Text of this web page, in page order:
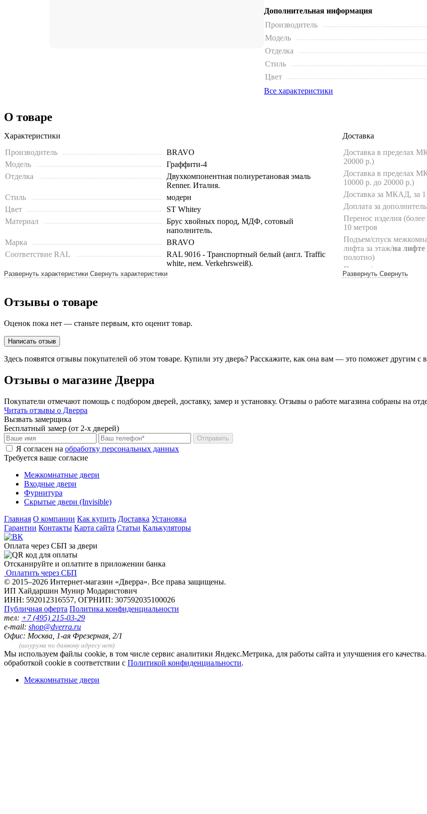
Дополнительная информация
Производитель
Модель
Отделка
Стиль
Цвет
Все характеристики
О товаре
Характеристики
Производитель
BRAVO
Модель
Граффити-4
Отделка
Двухкомпонентная полиуретановая эмаль
Renner. Италия.
Стиль
модерн
Цвет
ST Whitey
Материал
Брус хвойных пород, МДФ, сотовый
наполнитель.
Марка
BRAVO
Соответствие RAL
RAL 9016 - Транспортный белый (англ. Traffic
white, нем. Verkehrsweiß).
Тип
глухие
Развернуть характеристики Свернуть характеристики
Доставка
Доставка в пределах
20000 р.)
Доставка в пределах
10000 р. до 20000 р.)
Доставка за МКАД, за
Доплата за
Перенос изделия
10 метров
Подъем/спуск
лифта за этаж/на лифте
полотно)
Подъем/спуск погонажа
лифте (до 10 шт.)
двери, стоимостью до
Развернуть Свернуть
Отзывы о товаре
Оценок пока нет — станьте первым, кто оценит товар.
Написать отзыв
Здесь появятся отзывы покупателей об этом товаре. Купили эту дверь? Расскажите, как она вам — это поможет другим с
Отзывы о магазине Дверра
Покупатели отмечают помощь с подбором дверей, доставку, замер и установку. Отзывы о работе магазина собраны на
Читать отзывы о Дверра
Вызвать замерщика
Бесплатный замер (от 2-х дверей)
Отправить
Я согласен на обработку персональных данных
Требуется ваше согласие
Межкомнатные двери
Входные двери
Фурнитура
Скрытые двери (Invisible)
Главная О компании Как купить Доставка Установка
Гарантии Контакты Карта сайта Статьи Калькуляторы
Оплата через СБП за двери
Отсканируйте и оплатите в приложении банка
Оплатить через СБП
© 2015–2026 Интернет-магазин «Дверра». Все права защищены.
ИП Хайдаршин Мунир Модаристович
ИНН: 592012316557, ОГРНИП: 307592035100026
Публичная оферта Политика конфиденциальности
тел: +7 (495) 215-03-29
e-mail: shop@dverra.ru
Офис: Москва, 1-ая Фрезерная, 2/1
(шоурума по данному адресу нет)
Мы используем файлы cookie, в том числе сервис аналитики Яндекс.Метрика, для работы сайта и улучшения его
обработкой cookie в соответствии с Политикой конфиденциальности.
Межкомнатные двери